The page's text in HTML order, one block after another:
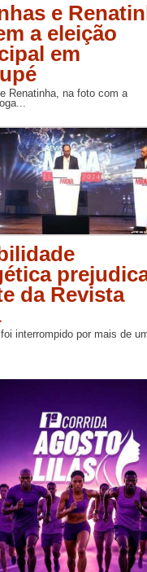
e
a eleição
em
Renatinha, na foto com a
da Revista
interrompido por mais de